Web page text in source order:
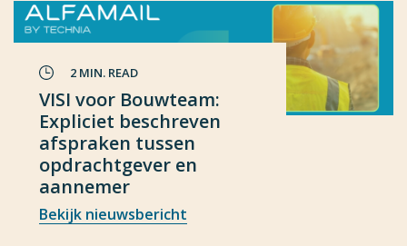
2 MIN. READ
VISI voor Bouwteam:
Expliciet beschreven
afspraken tussen
opdrachtgever en
aannemer
Bekijk nieuwsbericht